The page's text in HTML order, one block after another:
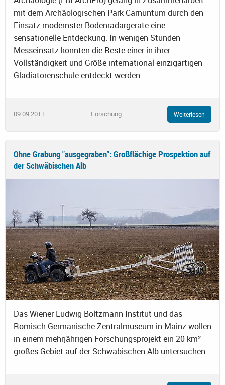
mit dem Archäologischen Park Carnuntum durch den
Einsatz modernster Bodenradargeräte eine
sensationelle Entdeckung. In wenigen Stunden
Messeinsatz konnten die Reste einer in ihrer
Vollständigkeit und Größe international einzigartigen
Gladiatorenschule entdeckt werden.
09.09.2011 Forschung Weiterlesen
Ohne Grabung "ausgegraben": Großflächige Prospektion auf
der Schwäbischen Alb
Das Wiener Ludwig Boltzmann Institut und das
Römisch-Germanische Zentralmuseum in Mainz wollen
in einem mehrjährigen Forschungsprojekt ein 20 km²
großes Gebiet auf der Schwäbischen Alb untersuchen.